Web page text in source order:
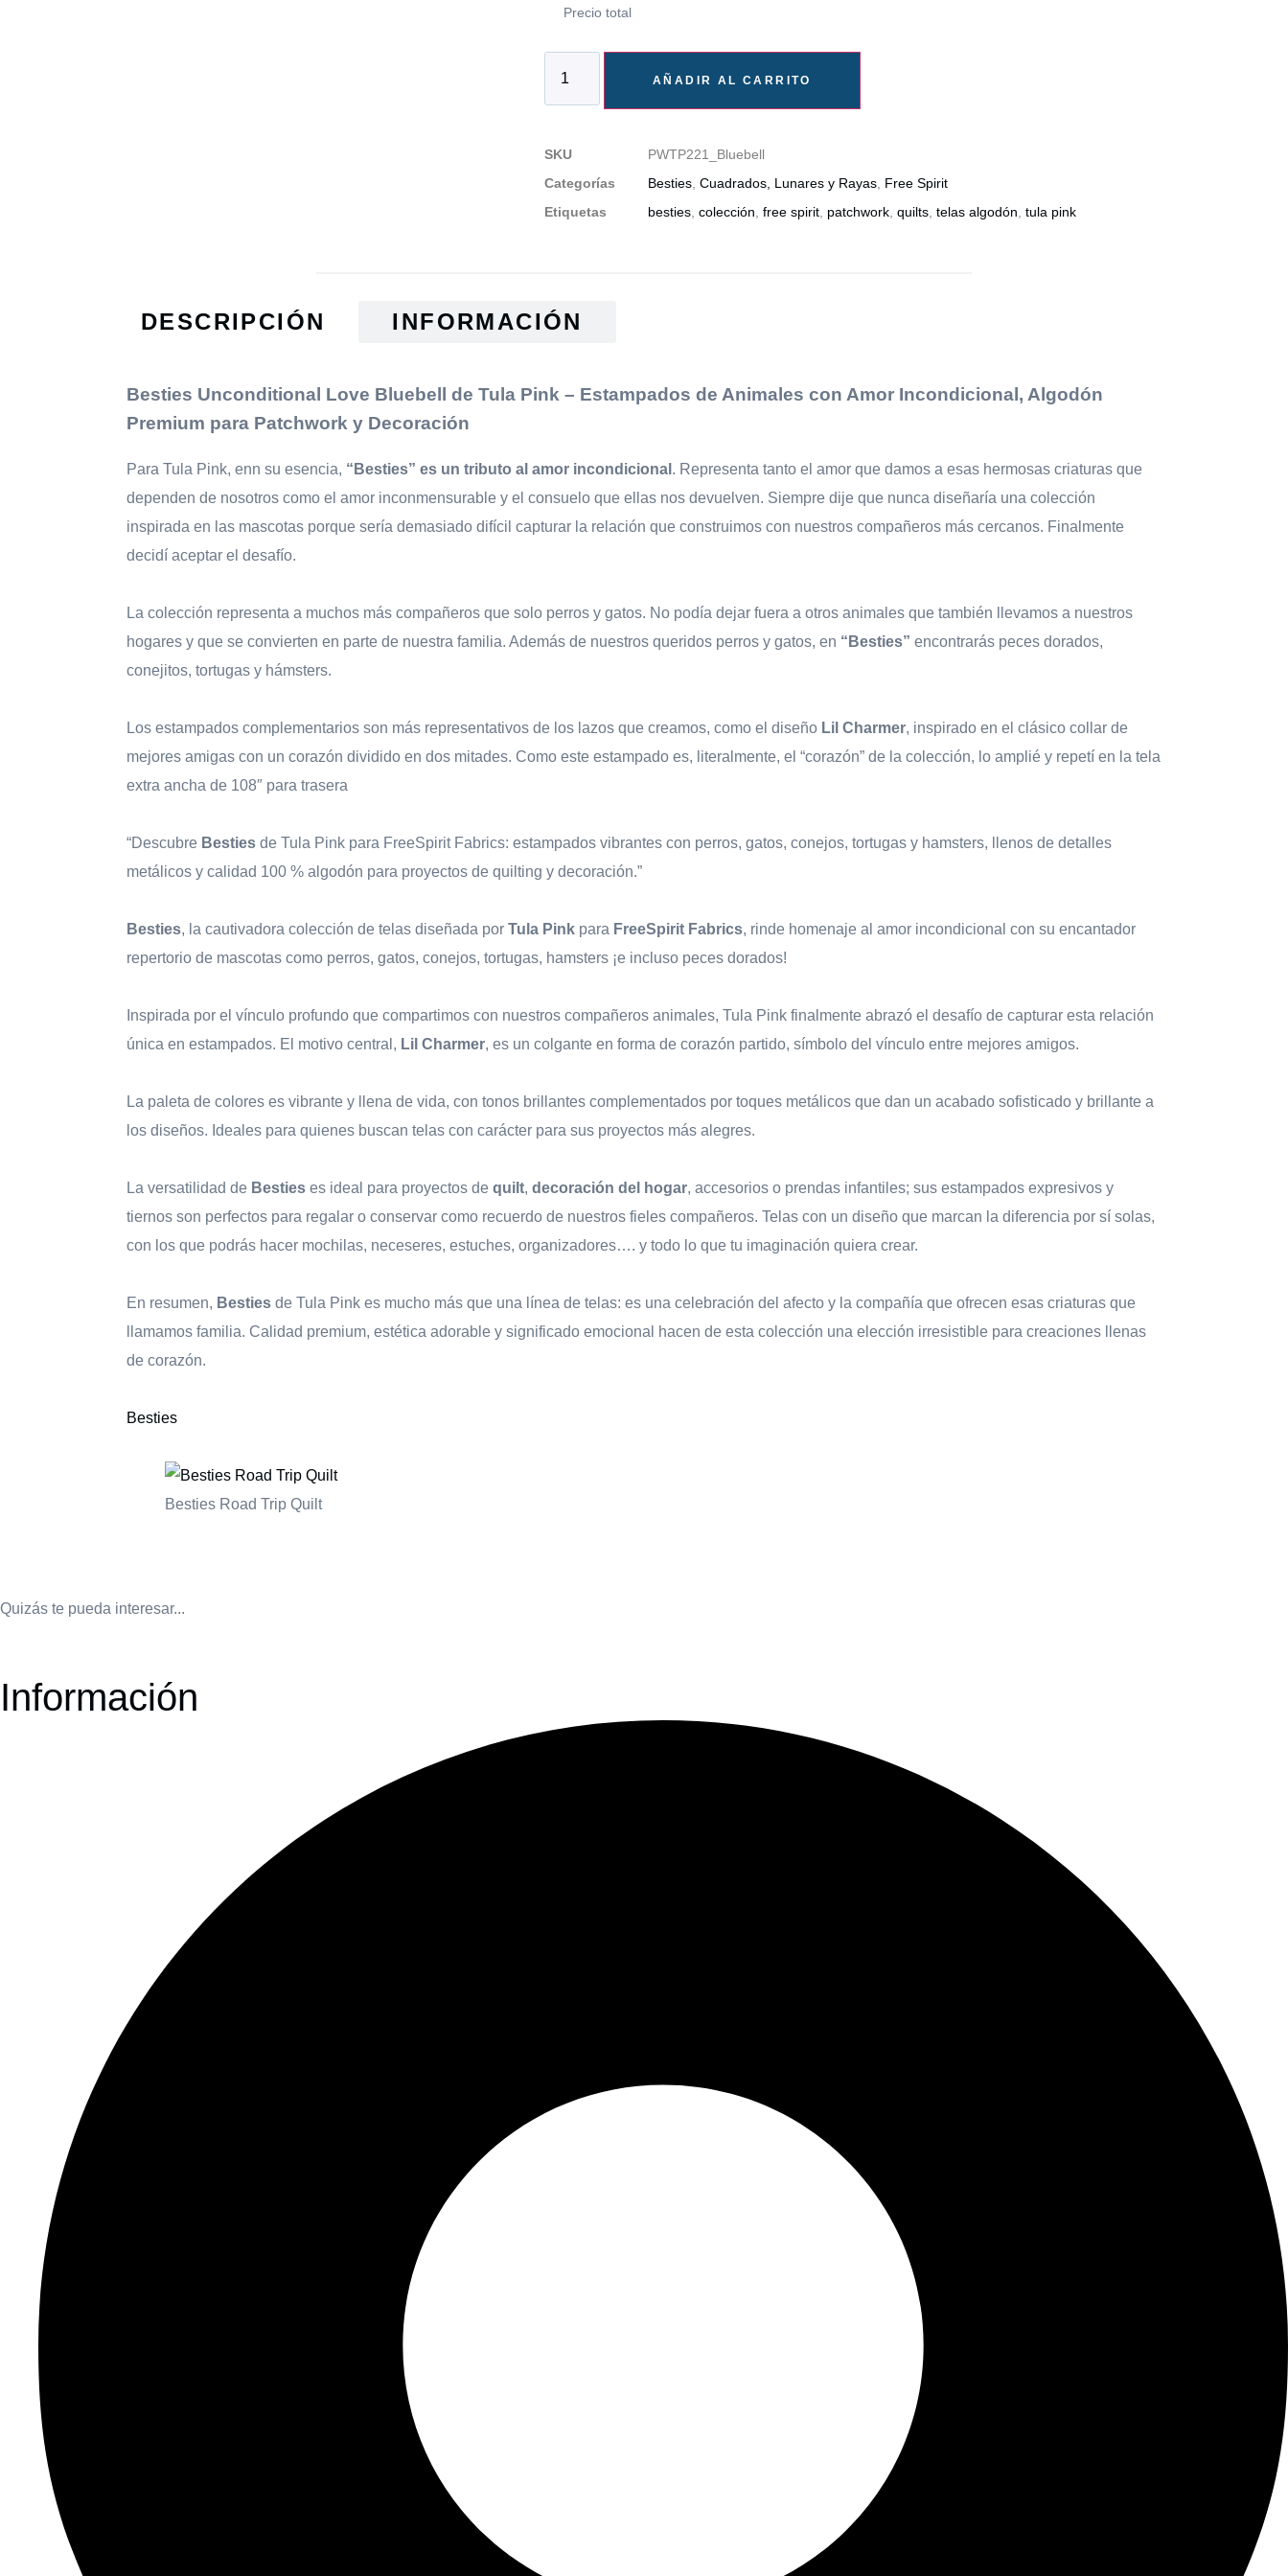
Precio total
AÑADIR AL CARRITO
SKU
PWTP221_Bluebell
Categorías
Besties Cuadrados, Lunares y Rayas Free Spirit
Etiquetas
besties colección free spirit patchwork quilts telas algodón tula pink
DESCRIPCIÓN INFORMACIÓN
Besties Unconditional Love Bluebell de Tula Pink – Estampados de Animales con Amor Incondicional, Algodón
Premium para Patchwork y Decoración
Para Tula Pink, enn su esencia, “Besties” es un tributo al amor incondicional . Representa tanto el amor que damos a esas hermosas criaturas que
dependen de nosotros como el amor inconmensurable y el consuelo que ellas nos devuelven. Siempre dije que nunca diseñaría una colección
inspirada en las mascotas porque sería demasiado difícil capturar la relación que construimos con nuestros compañeros más cercanos. Finalmente
decidí aceptar el desafío.
La colección representa a muchos más compañeros que solo perros y gatos. No podía dejar fuera a otros animales que también llevamos a nuestros
hogares y que se convierten en parte de nuestra familia. Además de nuestros queridos perros y gatos, en “Besties” encontrarás peces dorados,
conejitos, tortugas y hámsters.
Los estampados complementarios son más representativos de los lazos que creamos, como el diseño Lil Charmer, inspirado en el clásico collar de
mejores amigas con un corazón dividido en dos mitades. Como este estampado es, literalmente, el “corazón” de la colección, lo amplié y repetí en la tela
extra ancha de 108″ para trasera
“Descubre Besties de Tula Pink para FreeSpirit Fabrics: estampados vibrantes con perros, gatos, conejos, tortugas y hamsters, llenos de detalles
metálicos y calidad 100 % algodón para proyectos de quilting y decoración.”
Besties, la cautivadora colección de telas diseñada por Tula Pink para FreeSpirit Fabrics, rinde homenaje al amor incondicional con su encantador
repertorio de mascotas como perros, gatos, conejos, tortugas, hamsters ¡e incluso peces dorados!
Inspirada por el vínculo profundo que compartimos con nuestros compañeros animales, Tula Pink finalmente abrazó el desafío de capturar esta relación
única en estampados. El motivo central, Lil Charmer, es un colgante en forma de corazón partido, símbolo del vínculo entre mejores amigos.
La paleta de colores es vibrante y llena de vida, con tonos brillantes complementados por toques metálicos que dan un acabado sofisticado y brillante a
los diseños. Ideales para quienes buscan telas con carácter para sus proyectos más alegres.
La versatilidad de Besties es ideal para proyectos de quilt, decoración del hogar, accesorios o prendas infantiles; sus estampados expresivos y
tiernos son perfectos para regalar o conservar como recuerdo de nuestros fieles compañeros. Telas con un diseño que marcan la diferencia por sí solas,
con los que podrás hacer mochilas, neceseres, estuches, organizadores…. y todo lo que tu imaginación quiera crear.
En resumen, Besties de Tula Pink es mucho más que una línea de telas: es una celebración del afecto y la compañía que ofrecen esas criaturas que
llamamos familia. Calidad premium, estética adorable y significado emocional hacen de esta colección una elección irresistible para creaciones llenas
de corazón.
Besties
Besties Road Trip Quilt
Quizás te pueda interesar...
Información